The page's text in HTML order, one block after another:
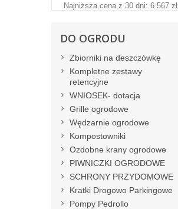
Najniższa cena z 30 dni: 6 567 zł
DO OGRODU
Zbiorniki na deszczówkę
Kompletne zestawy
retencyjne
WNIOSEK- dotacja
Grille ogrodowe
Wędzarnie ogrodowe
Kompostowniki
Ozdobne krany ogrodowe
PIWNICZKI OGRODOWE
SCHRONY PRZYDOMOWE
Kratki Drogowo Parkingowe
Pompy Pedrollo